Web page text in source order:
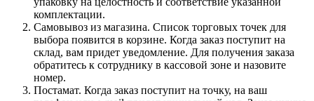
комплектации.
Самовывоз из магазина. Список торговых точек для
выбора появится в корзине. Когда заказ поступит на
склад, вам придет уведомление. Для получения заказа
обратитесь к сотруднику в кассовой зоне и назовите
номер.
Постамат. Когда заказ поступит на точку, на ваш